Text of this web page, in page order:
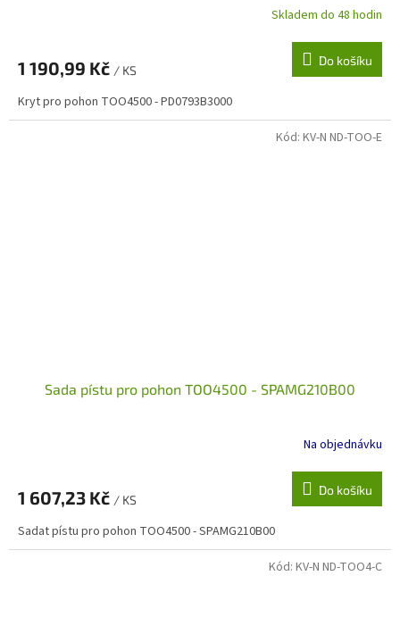
Skladem do 48 hodin
1 190,99 Kč / KS
Do košíku
Kryt pro pohon TOO4500 - PD0793B3000
Sada pístu pro pohon TOO4500 - SPAMG210B00
Na objednávku
1 607,23 Kč / KS
Do košíku
Sadat pístu pro pohon TOO4500 - SPAMG210B00
Kód: KV-N ND-TOO-E
Kód: KV-N ND-TOO4-C